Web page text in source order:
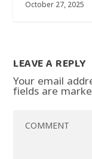
October 27, 2025
LEAVE A REPLY
Your email
fields are